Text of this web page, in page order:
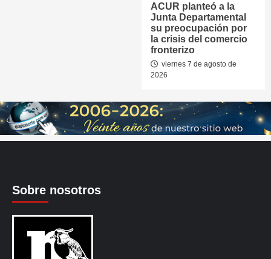
ACUR planteó a la
Junta Departamental
su preocupación por
la crisis del comercio
fronterizo
viernes 7 de agosto de
2026
Sobre nosotros